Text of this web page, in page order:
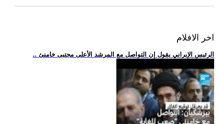
اخر الافلام
.. الرئيس الإيراني يقول إن التواصل مع المرشد الأعلى مجتبى خامنئ